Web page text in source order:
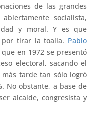
de las grandes
socialista,
y moral. Y es que
por tirar la toalla. Pablo
que en 1972 se presentó
electoral, sacando el
más tarde tan sólo logró
No obstante, a base de
alcalde, congresista y